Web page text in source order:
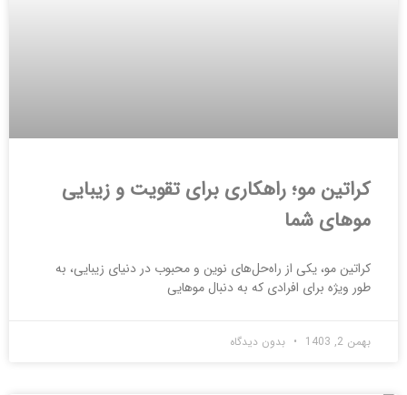
کراتین مو؛ راهکاری برای تقویت و زیبایی
موهای شما
کراتین مو، یکی از راه‌حل‌های نوین و محبوب در دنیای زیبایی، به
طور ویژه برای افرادی که به دنبال موهایی
بهمن 2, 1403 بدون دیدگاه